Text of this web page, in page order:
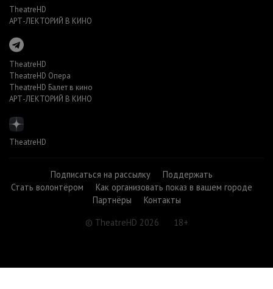
TheatreHD
АРТ-ЛЕКТОРИЙ В КИНО
TheatreHD
TheatreHD Опера
TheatreHD Балет в кино
АРТ-ЛЕКТОРИЙ В КИНО
TheatreHD
Подписаться на рассылку
Поддержать
Стать волонтёром
Как организовать показ в вашем городе
Партнёры
Контакты
© TheatreHD 2026
18+